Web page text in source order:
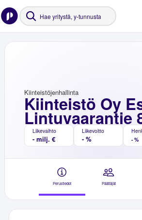
Kiinteistö Oy
Lintuvaarantie
Kiinteistöjenhallinta
Liikevaihto
- milj. €
Liikevoitto
- %
- %
Perustiedot Päättäjät